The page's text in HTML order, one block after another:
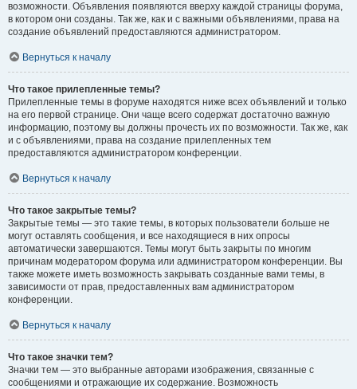
возможности. Объявления появляются вверху каждой страницы форума,
в котором они созданы. Так же, как и с важными объявлениями, права на
создание объявлений предоставляются администратором.
Вернуться к началу
Что такое прилепленные темы?
Прилепленные темы в форуме находятся ниже всех объявлений и только
на его первой странице. Они чаще всего содержат достаточно важную
информацию, поэтому вы должны прочесть их по возможности. Так же, как
и с объявлениями, права на создание прилепленных тем
предоставляются администратором конференции.
Вернуться к началу
Что такое закрытые темы?
Закрытые темы — это такие темы, в которых пользователи больше не
могут оставлять сообщения, и все находящиеся в них опросы
автоматически завершаются. Темы могут быть закрыты по многим
причинам модератором форума или администратором конференции. Вы
также можете иметь возможность закрывать созданные вами темы, в
зависимости от прав, предоставленных вам администратором
конференции.
Вернуться к началу
Что такое значки тем?
Значки тем — это выбранные авторами изображения, связанные с
сообщениями и отражающие их содержание. Возможность